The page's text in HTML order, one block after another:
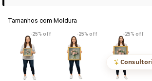
VER DETALHES
Madona de Loreto
R$ 538,42
Narciso- caravaggio
R$ 365,92
Tamanhos com Moldura
-25% off -25% off -25% off